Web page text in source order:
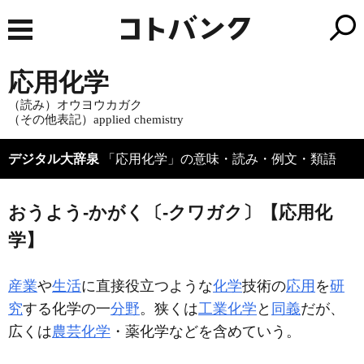
応用化学
（読み）オウヨウカガク
（その他表記）applied chemistry
デジタル大辞泉 「応用化学」の意味・読み・例文・類語
おうよう‐かがく〔‐クワガク〕【応用化
学】
産業や生活に直接役立つような化学技術の応用 を研
究する化学の一分野。狭くは工業化学 と 同義だが、
広くは農芸化学 ・薬化学などを含めていう。